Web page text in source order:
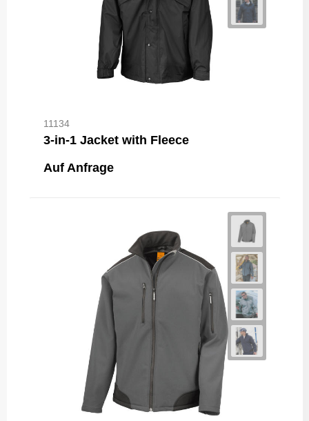
11134
3-in-1 Jacket with Fleece
Auf Anfrage